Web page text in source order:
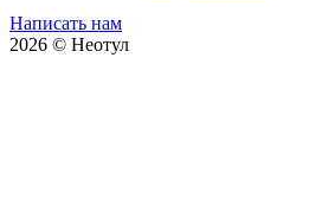
Написать нам
2026 © Неотул